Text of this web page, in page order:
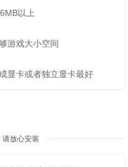
以上
游戏大小空间
显卡或者独立显卡最好
请放心安装